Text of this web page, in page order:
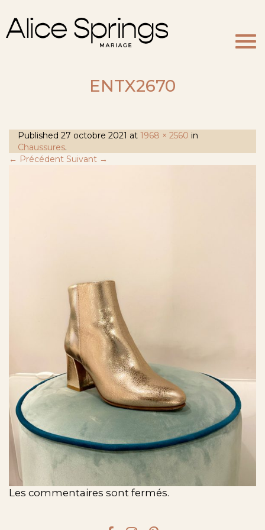
ENTX2670
Published 27 octobre 2021 at 1968 × 2560 in
Chaussures.
← Précédent Suivant →
Les commentaires sont fermés.